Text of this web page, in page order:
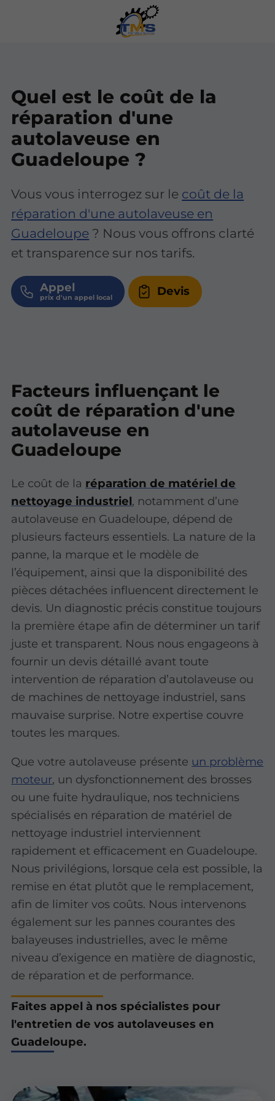
Quel est le coût de la
réparation d'une
autolaveuse en
Guadeloupe ?
Vous vous interrogez sur le coût de la
réparation d'une autolaveuse en
Guadeloupe ? Nous vous offrons clarté
et transparence sur nos tarifs.
Appel Devis
Facteurs influençant le
coût de réparation d'une
autolaveuse en
Guadeloupe
Le coût de la réparation de matériel de
nettoyage industriel, notamment d’une
autolaveuse en Guadeloupe, dépend de
plusieurs facteurs essentiels. La nature de la
panne, la marque et le modèle de
l’équipement, ainsi que la disponibilité des
pièces détachées influencent directement le
devis. Un diagnostic précis constitue toujours
la première étape afin de déterminer un tarif
juste et transparent. Nous nous engageons à
fournir un devis détaillé avant toute
intervention de réparation d’autolaveuse ou
de machines de nettoyage industriel, sans
mauvaise surprise. Notre expertise couvre
toutes les marques.
Que votre autolaveuse présente un problème
moteur, un dysfonctionnement des brosses
ou une fuite hydraulique, nos techniciens
spécialisés en réparation de matériel de
nettoyage industriel interviennent
rapidement et efficacement en Guadeloupe.
Nous privilégions, lorsque cela est possible, la
remise en état plutôt que le remplacement,
afin de limiter vos coûts. Nous intervenons
également sur les pannes courantes des
balayeuses industrielles, avec le même
niveau d’exigence en matière de diagnostic,
de réparation et de performance.
Faites appel à nos spécialistes pour
l'entretien de vos autolaveuses en
Guadeloupe.